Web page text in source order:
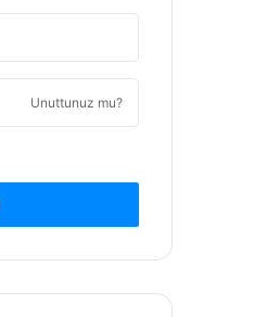
Unuttunuz mu?